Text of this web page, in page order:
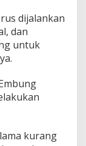
dijalankan
dan
untuk
kurang